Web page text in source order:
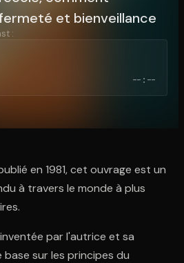
photo, pointe sur le code. C'est gratuit à
et bienveillance
:
--:--
en 1981, cet ouvrage est un
à travers le monde à plus
par l'autrice et sa
sur les principes du